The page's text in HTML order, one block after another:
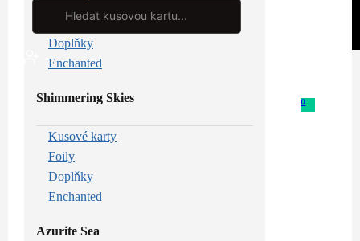
Search
0
Foily
Doplňky
Enchanted
Shimmering Skies
Kusové karty
Foily
Doplňky
Enchanted
Azurite Sea